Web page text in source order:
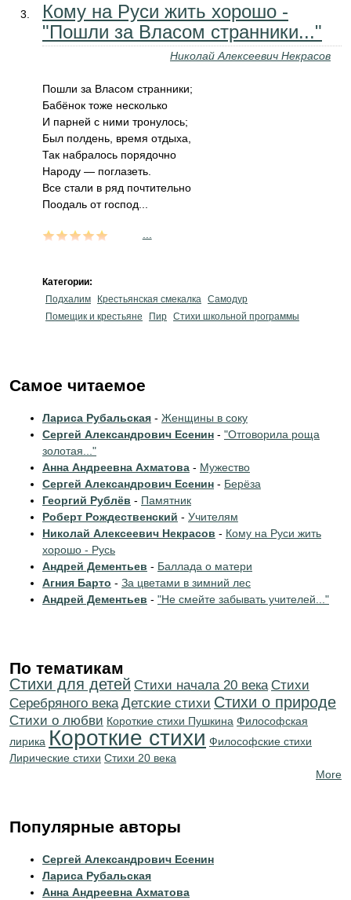
Кому на Руси жить хорошо -
"Пошли за Власом странники..."
Николай Алексеевич Некрасов
Пошли за Власом странники;
Бабёнок тоже несколько
И парней с ними тронулось;
Был полдень, время отдыха,
Так набралось порядочно
Народу — поглазеть.
Все стали в ряд почтительно
Поодаль от господ...
Категории:
Подхалим
Крестьянская смекалка Самодур
Помещик и крестьяне
Пир Стихи школьной программы
Самое читаемое
Лариса Рубальская - Женщины в соку
Сергей Александрович Есенин - "Отговорила роща
золотая..."
Анна Андреевна Ахматова - Мужество
Сергей Александрович Есенин - Берёза
Георгий Рублёв - Памятник
Роберт Рождественский - Учителям
Николай Алексеевич Некрасов - Кому на Руси жить
хорошо - Русь
Андрей Дементьев - Баллада о матери
Агния Барто - За цветами в зимний лес
Андрей Дементьев - "Не смейте забывать учителей..."
По тематикам
Стихи для детей Cтихи начала 20 века Cтихи
Серебряного века Детские стихи Стихи о природе
Стихи о любви Короткие стихи Пушкина Философская
лирика Короткие стихи Философские стихи
Лирические стихи Стихи 20 века
More
Популярные авторы
Сергей Александрович Есенин
Лариса Рубальская
Анна Андреевна Ахматова